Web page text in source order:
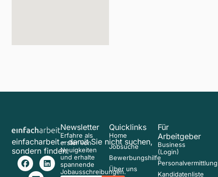
einfacharbeit – damit Sie nicht suchen,
sondern finden.
Quicklinks
Home
Jobsuche
Bewerbungshilfe
Über uns
Für
Arbeitgeber
Business
(Login)
Personalvermittlung
Kandidatenliste
Newsletter
Erfahre als
erster von
Neuigkeiten
und erhalte
spannende
Jobausschreibungen.